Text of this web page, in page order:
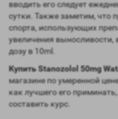
вводить его следует
сутки. Также заметим, что
спорта, использующих
увеличения выносливости,
дозу в 10ml.
Купить Stanozolol 50mg
магазине по умеренной
как лучшего его
составить курс.